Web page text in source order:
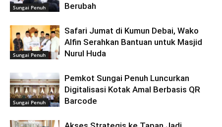
Sungai Penuh
Berubah
Sungai Penuh
Safari Jumat di Kumun Debai, Wako
Alfin Serahkan Bantuan untuk Masjid
Nurul Huda
Sungai Penuh
Pemkot Sungai Penuh Luncurkan
Digitalisasi Kotak Amal Berbasis QR
Barcode